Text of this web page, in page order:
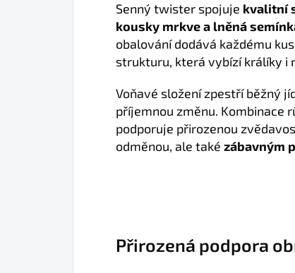
Senný twister spojuje kvalitní
kousky mrkve a lněná
obalování dodává každému
strukturu, která vybízí králíky i
Voňavé složení zpestří běžný
příjemnou změnu. Kombinace
podporuje přirozenou
odměnou, ale také zábavným
Přirozená podpora